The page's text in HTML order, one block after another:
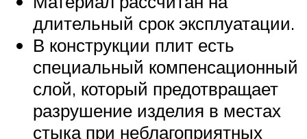
длительный срок эксплуатации.
В конструкции плит есть
специальный компенсационный
слой, который предотвращает
разрушение изделия в местах
стыка при неблагоприятных